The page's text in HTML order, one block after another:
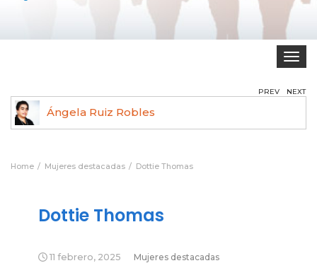
Toggle
Ángela Ruiz Robles
PREV NEXT
Home Mujeres destacadas Dottie Thomas
Dottie Thomas
11 febrero, 2025 Mujeres destacadas